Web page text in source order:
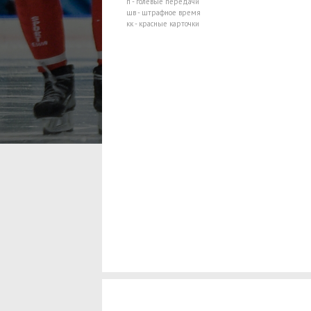
шв - штрафное время
кк - красные карточки